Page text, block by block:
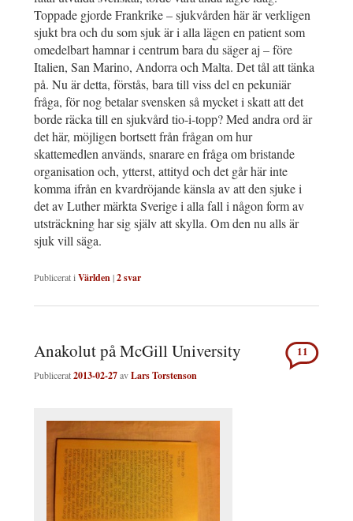
Toppade gjorde Frankrike – sjukvården här är verkligen
sjukt bra och du som sjuk är i alla lägen en patient som
omedelbart hamnar i centrum bara du säger aj – före
Italien, San Marino, Andorra och Malta. Det tål att tänka
på. Nu är detta, förstås, bara till viss del en pekuniär
fråga, för nog betalar svensken så mycket i skatt att det
borde räcka till en sjukvård tio-i-topp? Med andra ord är
det här, möjligen bortsett från frågan om hur
skattemedlen används, snarare en fråga om bristande
organisation och, ytterst, attityd och det går här inte
komma ifrån en kvardröjande känsla av att den sjuke i
det av Luther märkta Sverige i alla fall i någon form av
utsträckning har sig själv att skylla. Om den nu alls är
sjuk vill säga.
Publicerat i Världen|2svar
Anakolut på McGill University
Publicerat2013-02-27avLars Torstenson
11